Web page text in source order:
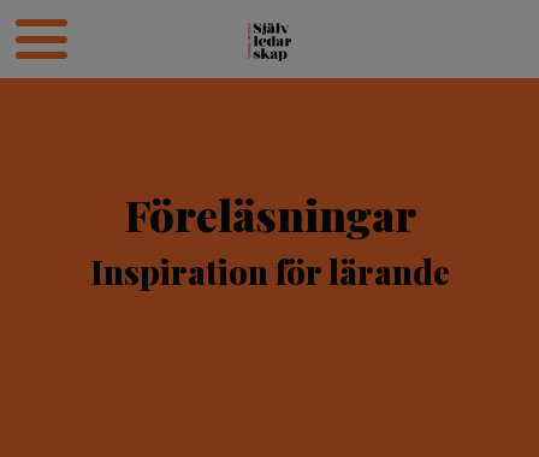
Föreläsningar
Inspiration för lärande